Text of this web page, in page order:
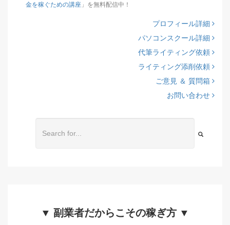
金を稼ぐための講座 」を無料配信中！
プロフィール詳細
パソコンスクール詳細
代筆ライティング依頼
ライティング添削依頼
ご意見 ＆ 質問箱
お問い合わせ
▼ 副業者だからこその稼ぎ方 ▼